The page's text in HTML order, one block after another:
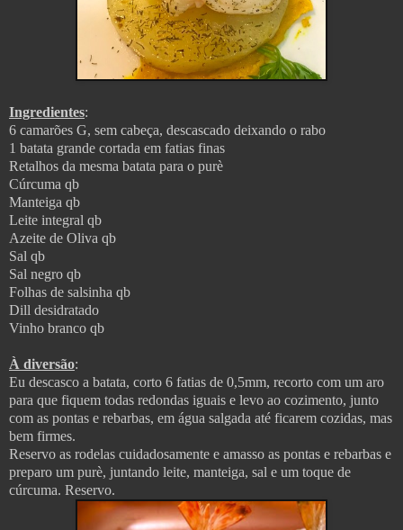
Ingredientes:
6 camarões G, sem cabeça, descascado deixando o rabo
1 batata grande cortada em fatias finas
Retalhos da mesma batata para o purè
Cúrcuma qb
Manteiga qb
Leite integral qb
Azeite de Oliva qb
Sal qb
Sal negro qb
Folhas de salsinha qb
Dill desidratado
Vinho branco qb
À diversão:
Eu descasco a batata, corto 6 fatias de 0,5mm, recorto com um aro
para que fiquem todas redondas iguais e levo ao cozimento, junto
com as pontas e rebarbas, em água salgada até ficarem cozidas, mas
bem firmes.
Reservo as rodelas cuidadosamente e amasso as pontas e rebarbas e
preparo um purè, juntando leite, manteiga, sal e um toque de
cúrcuma. Reservo.